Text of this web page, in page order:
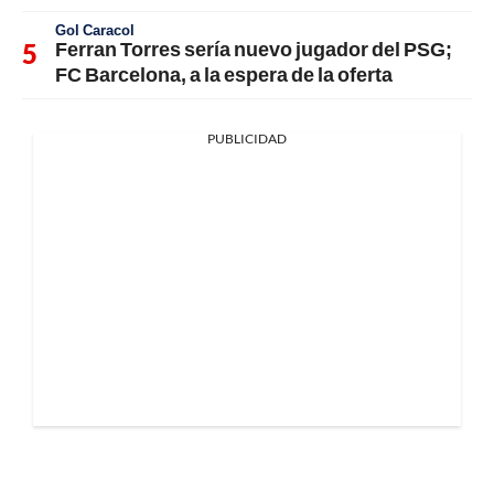
Gol Caracol
Ferran Torres sería nuevo jugador del PSG;
FC Barcelona, a la espera de la oferta
PUBLICIDAD